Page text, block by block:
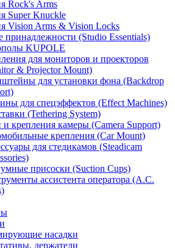
Rock's Arms
Super Knuckle
Vision Arms & Vision Locks
принадлежности (Studio Essentials)
KUPOLE
для мониторов и проекторов
& Projector Mount)
для установки фона (Backdrop
для спецэффектов (Effect Machines)
(Tethering System)
и крепления камеры (Camera Support)
крепления (Car Mount)
для стедикамов (Steadicam
присоски (Suction Cups)
ассистента оператора (A.C.
насадки
держатели